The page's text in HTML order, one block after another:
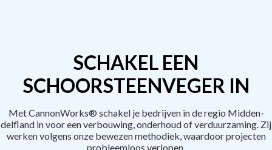
SCHAKEL EEN
SCHOORSTEENVEGER IN
Met CannonWorks® schakel je bedrijven in de regio Midden-
delfland in voor een verbouwing, onderhoud of verduurzaming. Zij
werken volgens onze bewezen methodiek, waardoor projecten
probleemloos verlopen.